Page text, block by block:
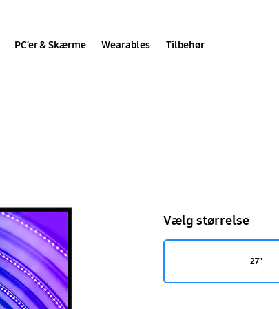
PC’er & Skærme Wearables Tilbehør
S6
QHD
Vælg størrelse
27"